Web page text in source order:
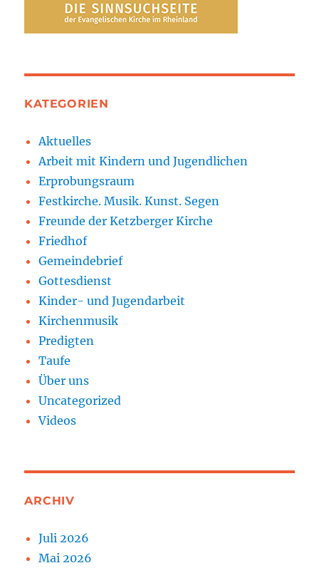
KATEGORIEN
Aktuelles
Arbeit mit Kindern und Jugendlichen
Erprobungsraum
Festkirche. Musik. Kunst. Segen
Freunde der Ketzberger Kirche
Friedhof
Gemeindebrief
Gottesdienst
Kinder- und Jugendarbeit
Kirchenmusik
Predigten
Taufe
Über uns
Uncategorized
Videos
ARCHIV
Juli 2026
Mai 2026